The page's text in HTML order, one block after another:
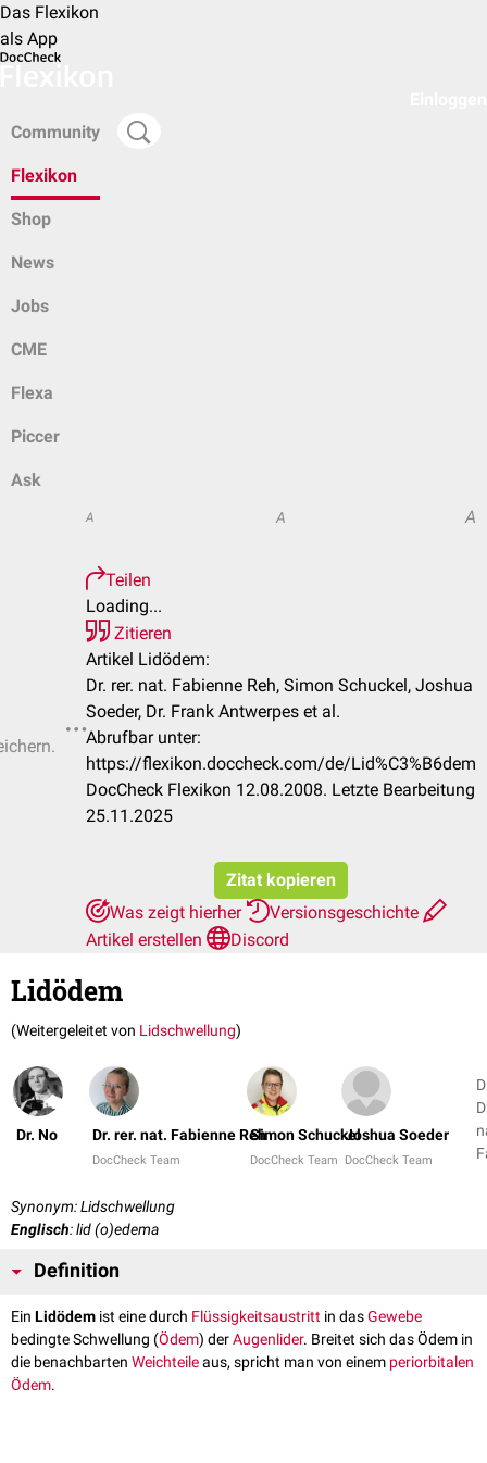
Das Flexikon
als App
Community
Flexikon
Shop
News
Jobs
CME
Flexa
Piccer
Ask
A A A
Teilen
Loading...
Zitieren
Artikel Lidödem:
Dr. rer. nat. Fabienne Reh, Simon Schuckel, Joshua
Soeder, Dr. Frank Antwerpes et al.
Abrufbar unter:
https://flexikon.doccheck.com/de/Lid%C3%B6dem
DocCheck Flexikon 12.08.2008. Letzte Bearbeitung
25.11.2025
Zitat kopieren
Was zeigt hierher
Versionsgeschichte
Artikel erstellen
Discord
Lidödem
(Weitergeleitet von Lidschwellung)
Dr. No Dr. rer. nat. Fabienne Reh
DocCheck Team
Simon Schuckel
DocCheck Team
Joshua Soeder
DocCheck Team
Synonym: Lidschwellung
Englisch: lid (o)edema
Definition
Ein Lidödem ist eine durch Flüssigkeitsaustritt in dasGewebe
bedingte Schwellung (Ödem) derAugenlider. Breitet sich das Ödem in
die benachbarten Weichteileaus, spricht man von einem periorbitalen
Ödem.